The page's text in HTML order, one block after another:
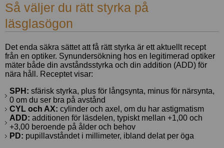
Så väljer du rätt styrka på
läsglasögon
Det enda säkra sättet att få rätt styrka är ett aktuellt recept
från en optiker. Synundersökning hos en legitimerad optiker
mäter både din avståndsstyrka och din addition (ADD) för
nära håll. Receptet visar:
SPH: sfärisk styrka, plus för långsynta, minus för närsynta,
0 om du ser bra på avstånd
CYL och AX: cylinder och axel, om du har astigmatism
ADD: additionen för läsdelen, typiskt mellan +1,00 och
+3,00 beroende på ålder och behov
PD: pupillavståndet i millimeter, ibland delat per öga